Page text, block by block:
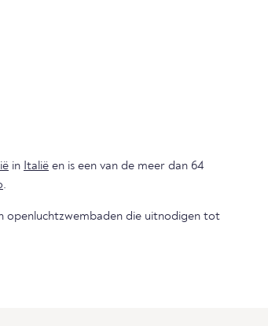
in Italië en is een van de meer dan 64
.
openluchtzwembaden die uitnodigen tot